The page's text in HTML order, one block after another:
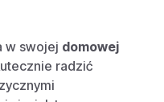
w swojej domowej
radzić